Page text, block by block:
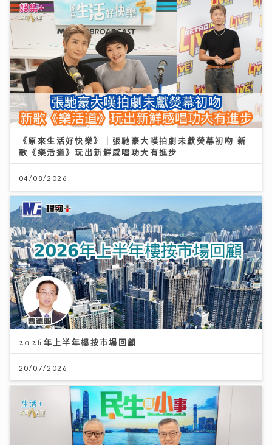
《原來生活好快樂》｜張馳豪大嘆拍劇未獻熒幕初吻 新
歌《樂活道》玩出新鮮感唱功大有進步
04/08/2026
2026年上半年樓按市場回顧
20/07/2026